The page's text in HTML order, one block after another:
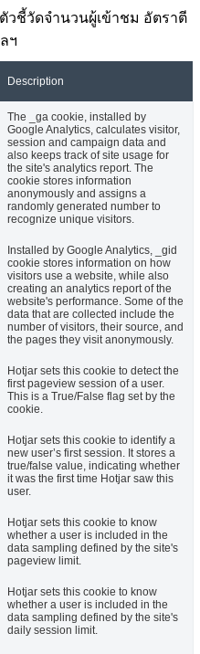
วชี้วัดจำนวนผู้เข้าชม อัตราตี
ฯ
Description
The _ga cookie, installed by
Google Analytics, calculates visitor,
session and campaign data and
also keeps track of site usage for
the site's analytics report. The
cookie stores information
anonymously and assigns a
randomly generated number to
recognize unique visitors.
Installed by Google Analytics, _gid
cookie stores information on how
visitors use a website, while also
creating an analytics report of the
website's performance. Some of the
data that are collected include the
number of visitors, their source, and
the pages they visit anonymously.
Hotjar sets this cookie to detect the
first pageview session of a user.
This is a True/False flag set by the
cookie.
Hotjar sets this cookie to identify a
new user’s first session. It stores a
true/false value, indicating whether
it was the first time Hotjar saw this
user.
Hotjar sets this cookie to know
whether a user is included in the
data sampling defined by the site's
pageview limit.
Hotjar sets this cookie to know
whether a user is included in the
data sampling defined by the site's
daily session limit.